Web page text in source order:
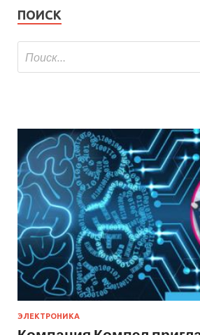
ПОИСК
ЭЛЕКТРОНИКА